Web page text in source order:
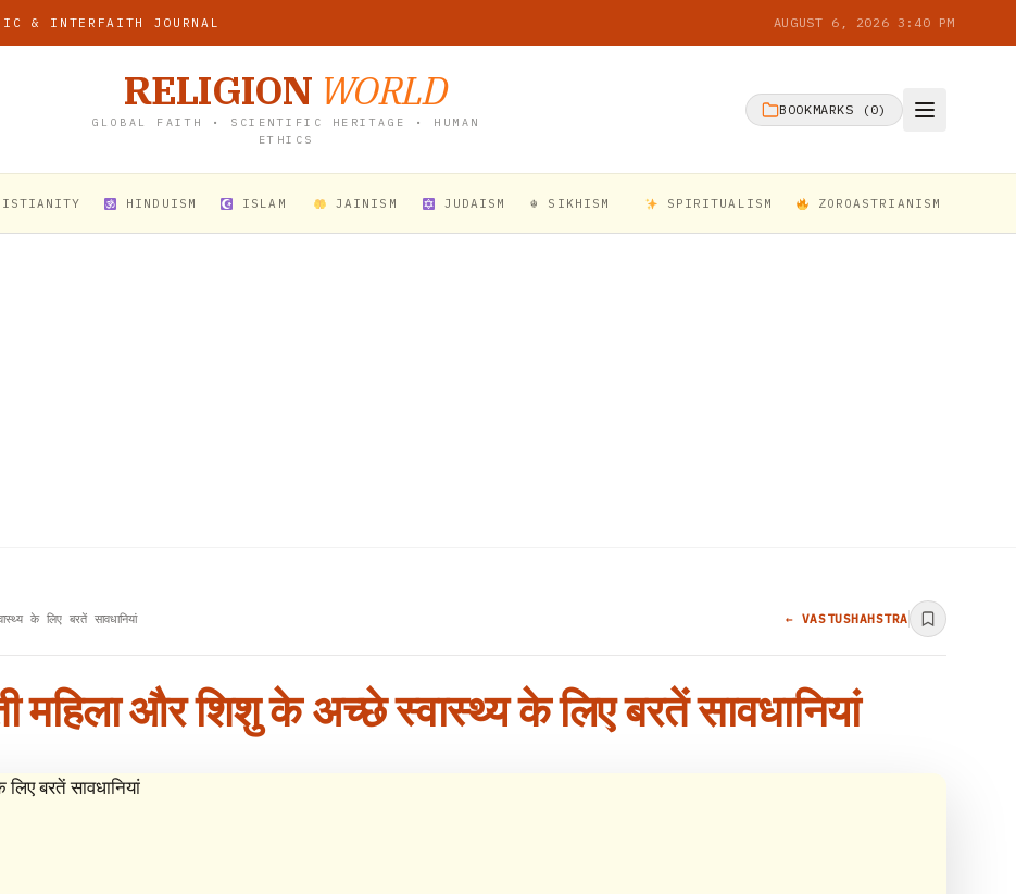
& INTERFAITH JOURNAL AUGUST 6, 2026 3:40 PM
RELIGION WORLD
GLOBAL FAITH • SCIENTIFIC HERITAGE • HUMAN
ETHICS
BOOKMARKS ( 0)
HINDUISM ISLAM JAINISM JUDAISM ☬ SIKHISM SPIRITUALISM ZOROASTRIANISM
के लिए बरतें सावधानियां ← VASTUSHAHSTRA
महिला और शिशु के अच्छे स्वास्थ्य के लिए बरतें सावधानियां